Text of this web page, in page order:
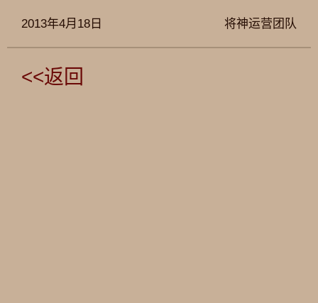
将神运营团队
2013年4月18日
<<返回